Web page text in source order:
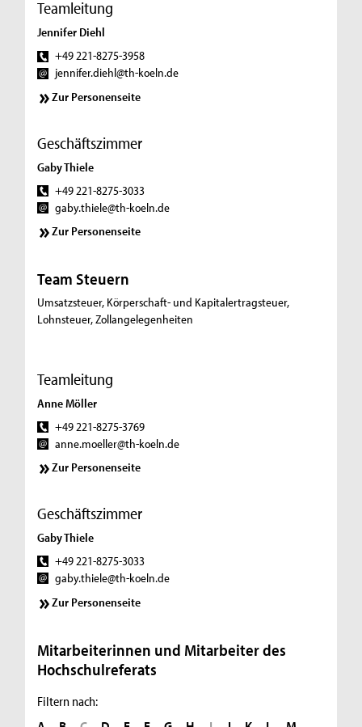
Teamleitung
Jennifer Diehl
+49 221-8275-3958
jennifer.diehl@th-koeln.de
Zur Personenseite
Geschäftszimmer
Gaby Thiele
+49 221-8275-3033
gaby.thiele@th-koeln.de
Zur Personenseite
Team Steuern
Umsatzsteuer, Körperschaft- und Kapitalertragsteuer,
Lohnsteuer, Zollangelegenheiten
Teamleitung
Anne Möller
+49 221-8275-3769
anne.moeller@th-koeln.de
Zur Personenseite
Geschäftszimmer
Gaby Thiele
+49 221-8275-3033
gaby.thiele@th-koeln.de
Zur Personenseite
Mitarbeiterinnen und Mitarbeiter des
Hochschulreferats
Filtern nach: